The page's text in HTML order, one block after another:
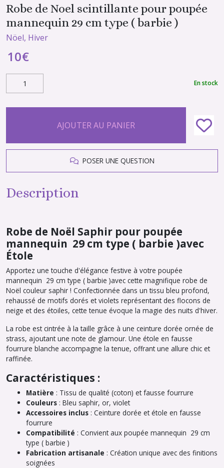
Robe de Noel scintillante pour poupée
mannequin 29 cm type ( barbie )
Nöel, Hiver
10€
En stock
AJOUTER AU PANIER
POSER UNE QUESTION
Description
Robe de Noël Saphir pour poupée
mannequin 29 cm type ( barbie )avec
Étole
Apportez une touche d'élégance festive à votre poupée
mannequin 29 cm type ( barbie )avec cette magnifique robe de
Noël couleur saphir ! Confectionnée dans un tissu bleu profond,
rehaussé de motifs dorés et violets représentant des flocons de
neige et des étoiles, cette tenue évoque la magie des nuits d'hiver.
La robe est cintrée à la taille grâce à une ceinture dorée ornée de
strass, ajoutant une note de glamour. Une étole en fausse
fourrure blanche accompagne la tenue, offrant une allure chic et
raffinée.
Caractéristiques :
Matière : Tissu de qualité (coton) et fausse fourrure
Couleurs : Bleu saphir, or, violet
Accessoires inclus : Ceinture dorée et étole en fausse
fourrure
Compatibilité : Convient aux poupée mannequin 29 cm
type ( barbie )
Fabrication artisanale : Création unique avec des finitions
soignées